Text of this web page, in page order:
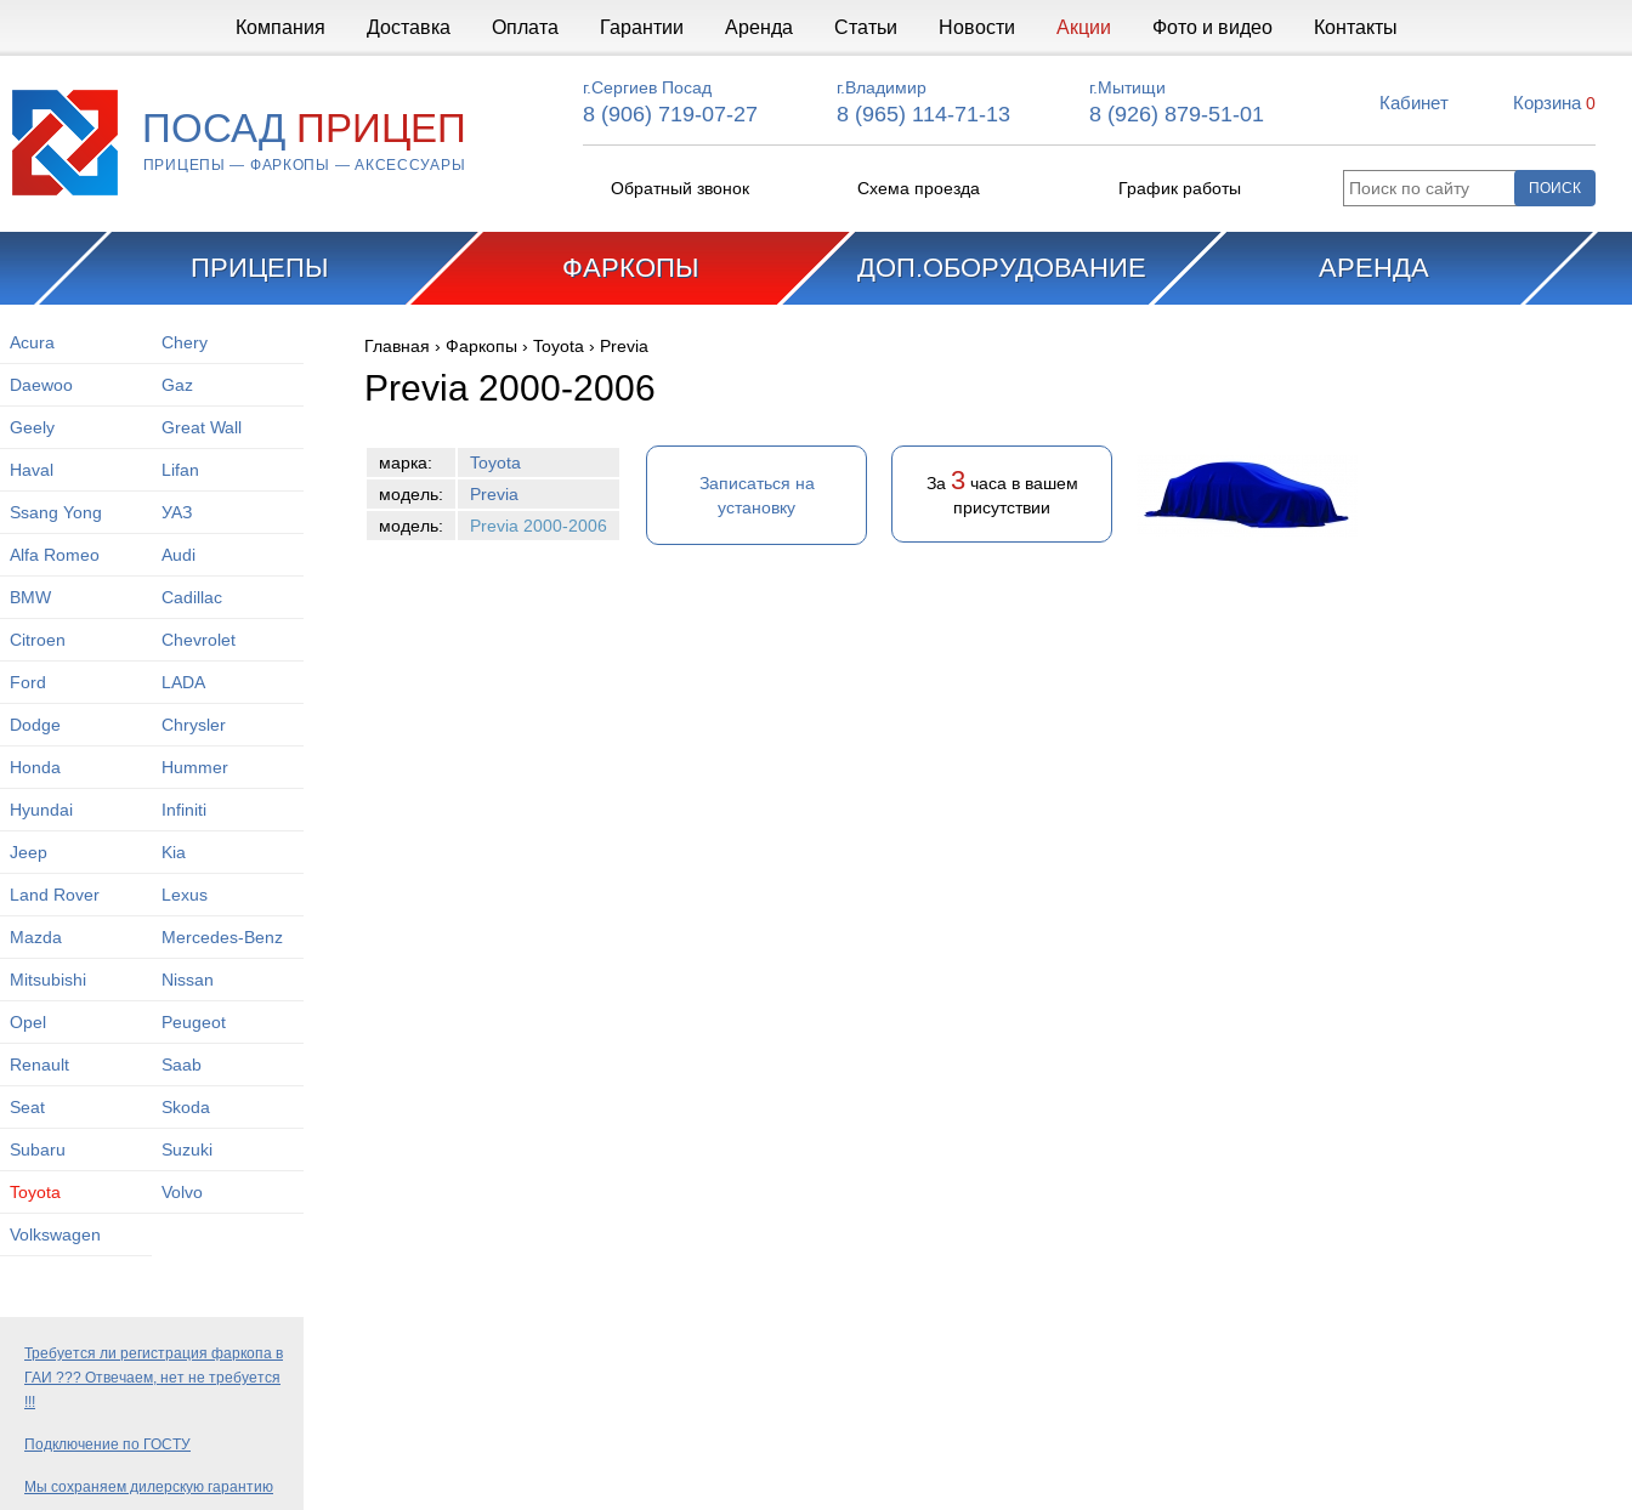
Компания Доставка Оплата Гарантии Аренда Статьи Новости Акции Фото и видео Контакты
ПОСАД ПРИЦЕП
ПРИЦЕПЫ — ФАРКОПЫ — АКСЕССУАРЫ
г.Сергиев Посад
8 (906) 719-07-27
г.Владимир
8 (965) 114-71-13
г.Мытищи
8 (926) 879-51-01 Кабинет Корзина 0
Обратный звонок Схема проезда График работы
ПРИЦЕПЫ ФАРКОПЫ ДОП.ОБОРУДОВАНИЕ АРЕНДА
Acura Chery
Daewoo Gaz
Geely Great Wall
Haval Lifan
Ssang Yong УАЗ
Alfa Romeo Audi
BMW Cadillac
Citroen Chevrolet
Ford LADA
Dodge Chrysler
Honda Hummer
Hyundai Infiniti
Jeep Kia
Land Rover Lexus
Mazda Mercedes-Benz
Mitsubishi Nissan
Opel Peugeot
Renault Saab
Seat Skoda
Subaru Suzuki
Toyota Volvo
Volkswagen
Требуется ли регистрация фаркопа в
ГАИ ??? Отвечаем, нет не требуется
!!!
Подключение по ГОСТУ
Мы сохраняем дилерскую гарантию
Вы здесь
Главная › Фаркопы › Toyota › Previa
Previa 2000-2006
марка:
Toyota
модель:
Previa
модель:
Previa 2000-2006
Записаться на
установку
За 3часа в вашем
присутствии